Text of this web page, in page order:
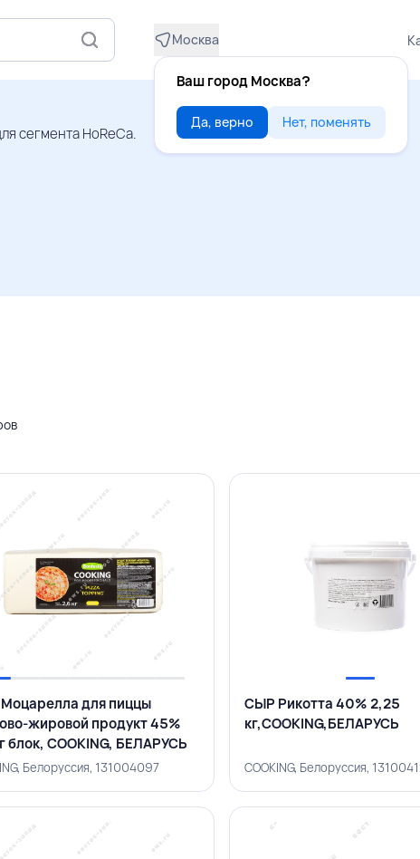
Москва
Ваш город Москва?
Да, верно Нет, поменять
сегмента HoReCa.
для пиццы
жировой продукт 45%
блок, COOKING, БЕЛАРУСЬ
Белоруссия, 131004097
СЫР Рикотта 40% 2,25
кг,COOKING,БЕЛАРУСЬ
COOKING, Белоруссия,